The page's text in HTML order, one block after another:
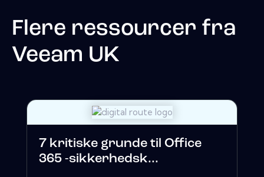
Flere ressourcer fra
Veeam UK
7 kritiske grunde til Office
365 -sikkerhedsk...